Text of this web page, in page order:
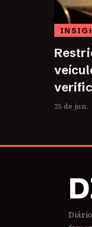
25 de jun.